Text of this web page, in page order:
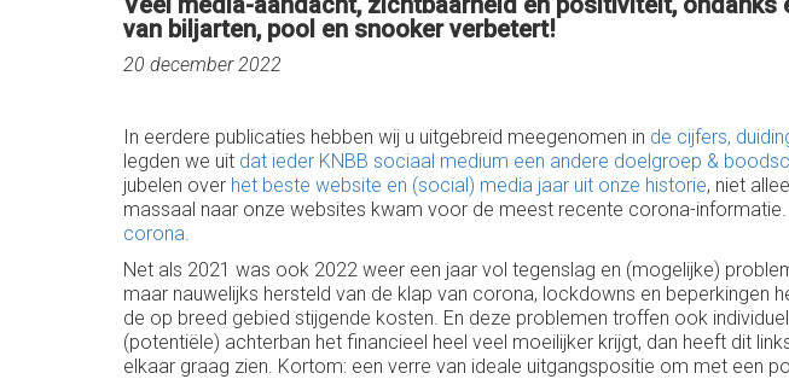
van biljarten, pool en snooker verbetert!
20 december 2022
In eerdere publicaties hebben wij u uitgebreid meegenomen in de cijfers,
legden we uit dat ieder KNBB sociaal medium een andere doelgroep &
jubelen over het beste website en (social) media jaar uit onze historie, niet
massaal naar onze websites kwam voor de meest recente corona-
corona.
Net als 2021 was ook 2022 weer een jaar vol tegenslag en (mogelijke)
maar nauwelijks hersteld van de klap van corona, lockdowns en
de op breed gebied stijgende kosten. En deze problemen troffen ook
(potentiële) achterban het financieel heel veel moeilijker krijgt, dan heeft dit
elkaar graag zien. Kortom: een verre van ideale uitgangspositie om met een